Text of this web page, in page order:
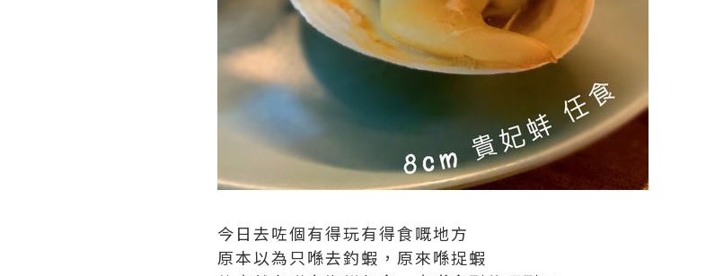
今日去咗個有得玩有得食嘅地方
原本以為只喺去釣蝦，原來喺捉蝦